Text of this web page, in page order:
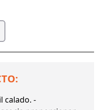
calado. -